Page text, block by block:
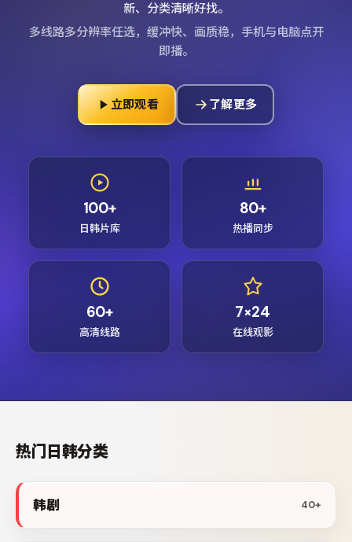
新、分类清晰好找。
多线路多分辨率任选，缓冲快、画质稳，手机与电脑点开
即播。
立即观看 了解更多
100+
日韩片库
80+
热播同步
60+
高清线路
7×24
在线观影
热门日韩分类
韩剧 40+